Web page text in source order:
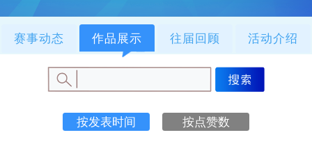
赛事动态 作品展示 往届回顾 活动介绍
按发表时间 按点赞数